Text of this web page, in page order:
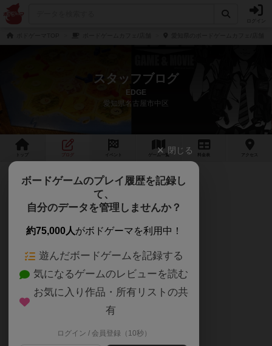
スタッフブログ
EDGE
愛知県名古屋市中区
ゲーム 一覧 料金 アクセス
✨もうすぐ3周年✨
この記事をご覧いただいている皆様
ありがとうございます(^^)
2019年12月1日に！
閉じる
ボードゲームのプレイ履歴を記録し
て、
自分のデータを管理しませんか？
約75,000人がボドゲーマを利用中！
遊んだボードゲームを記録する
気になるゲームのレビューを読む
お気に入り作品・所有リストの共
有
ログイン / 会員登録（10秒）